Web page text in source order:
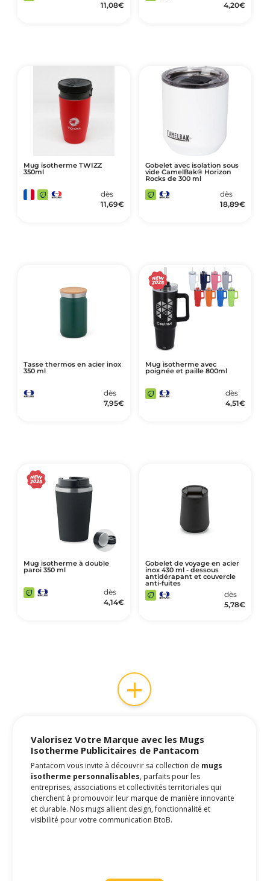
11,08€
4,20€
Mug isotherme TWIZZ
350ml
dès
11,69€
Gobelet avec isolation sous
vide CamelBak® Horizon
Rocks de 300 ml
dès
18,89€
Tasse thermos en acier inox
350 ml
dès
7,95€
Mug isotherme avec
poignée et paille 800ml
dès
4,51€
Mug isotherme à double
paroi 350 ml
dès
4,14€
Gobelet de voyage en acier
inox 430 ml - dessous
antidérapant et couvercle
anti-fuites
dès
5,78€
+
Valorisez Votre Marque avec les Mugs
Isotherme Publicitaires de Pantacom
Pantacom vous invite à découvrir sa collection de mugs
isotherme personnalisables, parfaits pour les
entreprises, associations et collectivités territoriales qui
cherchent à promouvoir leur marque de manière innovante
et durable. Nos mugs allient design, fonctionnalité et
visibilité pour votre communication BtoB.